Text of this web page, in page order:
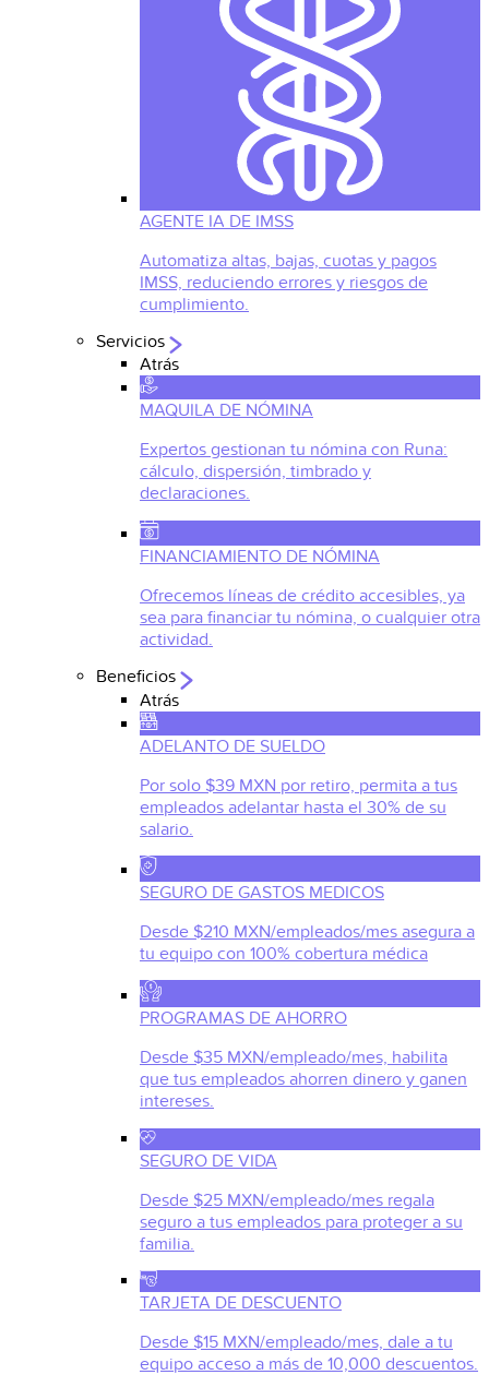
AGENTE IA DE IMSS
Automatiza altas, bajas, cuotas y pagos
IMSS, reduciendo errores y riesgos de
cumplimiento.
Servicios
Atrás
MAQUILA DE NÓMINA
Expertos gestionan tu nómina con Runa:
cálculo, dispersión, timbrado y
declaraciones.
FINANCIAMIENTO DE NÓMINA
Ofrecemos líneas de crédito accesibles, ya
sea para financiar tu nómina, o cualquier otra
actividad.
Beneficios
Atrás
ADELANTO DE SUELDO
Por solo $39 MXN por retiro, permita a tus
empleados adelantar hasta el 30% de su
salario.
SEGURO DE GASTOS MEDICOS
Desde $210 MXN/empleados/mes asegura a
tu equipo con 100% cobertura médica
PROGRAMAS DE AHORRO
Desde $35 MXN/empleado/mes, habilita
que tus empleados ahorren dinero y ganen
intereses.
SEGURO DE VIDA
Desde $25 MXN/empleado/mes regala
seguro a tus empleados para proteger a su
familia.
TARJETA DE DESCUENTO
Desde $15 MXN/empleado/mes, dale a tu
equipo acceso a más de 10,000 descuentos.